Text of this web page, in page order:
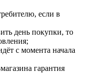
если в
день покупки, то
с момента начала
гарантия